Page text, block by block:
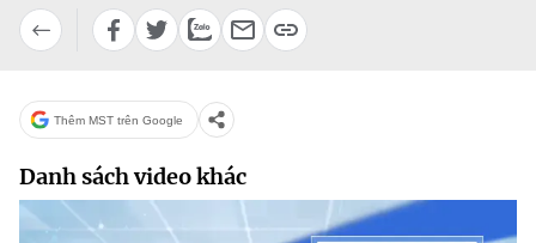
Tin tổng hợp
Bưu chính, Viễn thông
Tiêu chuẩn, đo lường, chất lượng
Năng lượng nguyên tử
Infographic
Ảnh
Nhiệm vụ trọng tâm
Thêm MST trên Google
Danh sách video khác